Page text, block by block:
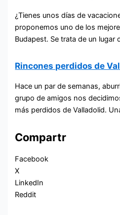
¿Tienes unos días de
proponemos uno de los
Budapest. Se trata de un lugar
Rincones perdidos de
Hace un par de semanas,
grupo de amigos nos
más perdidos de Valladolid.
Compartr
Facebook
X
LinkedIn
Reddit